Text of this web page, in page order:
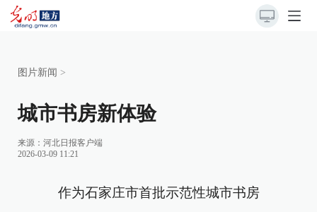
图片新闻 >
城市书房新体验
来源： 河北日报客户端
2026-03-09 11:21
作为石家庄市首批示范性城市书房